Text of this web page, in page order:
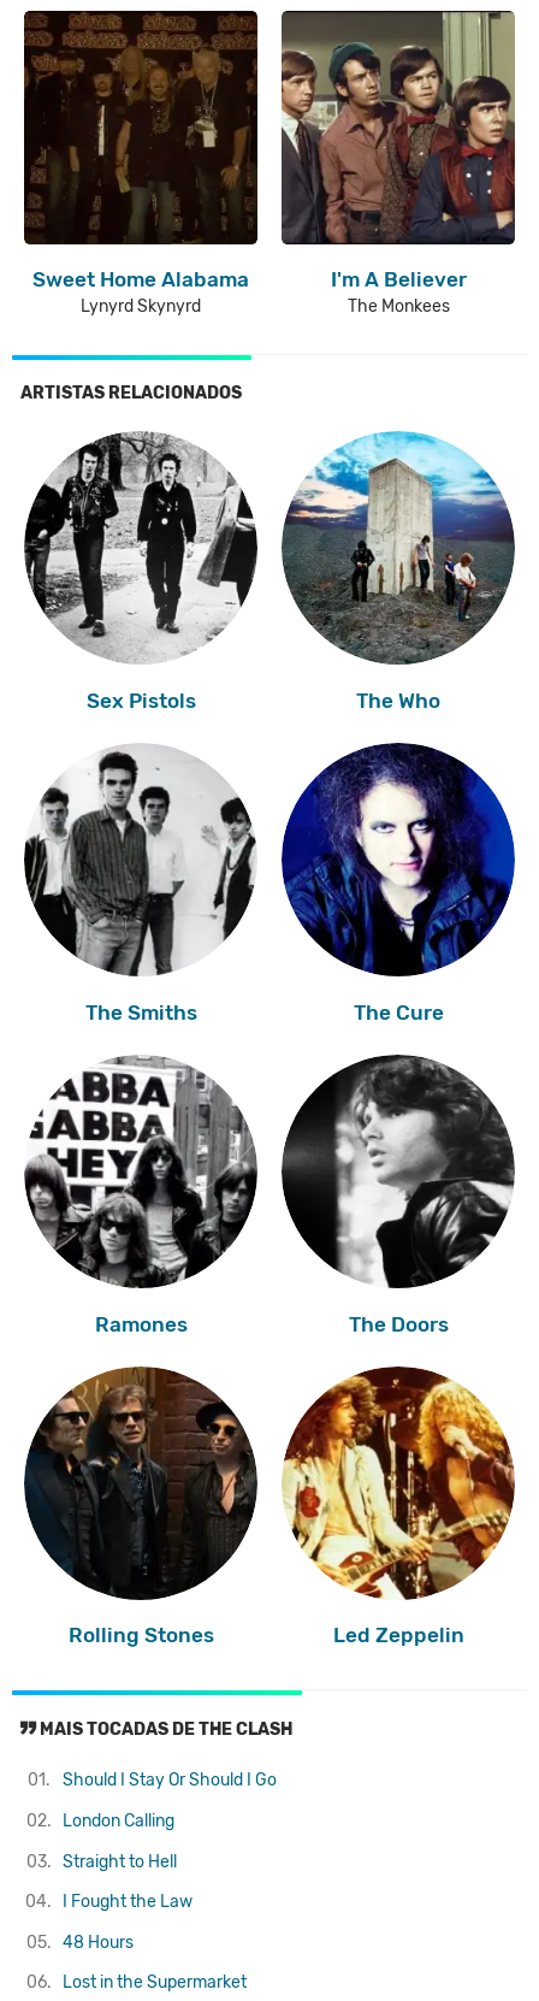
Sweet Home Alabama
Lynyrd Skynyrd
I'm A Believer
The Monkees
ARTISTAS RELACIONADOS
Sex Pistols The Who
The Smiths The Cure
Ramones The Doors
Rolling Stones Led Zeppelin
MAIS TOCADAS DE THE CLASH
01.
Should I Stay Or Should I Go
02.
London Calling
03. Straight to Hell
04.
I Fought the Law
05. 48 Hours
06.
Lost in the Supermarket